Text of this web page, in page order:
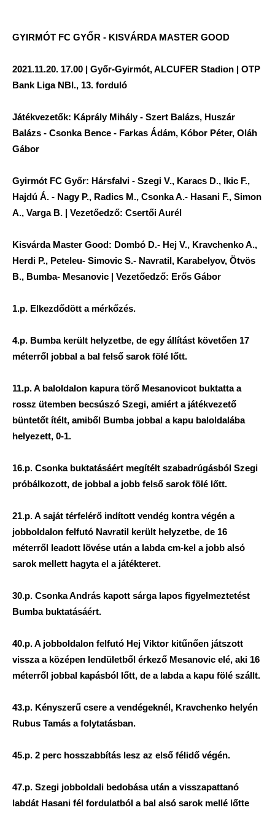
GYIRMÓT FC GYŐR - KISVÁRDA MASTER GOOD
2021.11.20. 17.00 | Győr-Gyirmót, ALCUFER Stadion | OTP
Bank Liga NBI., 13. forduló
Játékvezetők: Káprály Mihály - Szert Balázs, Huszár
Balázs - Csonka Bence - Farkas Ádám, Kóbor Péter, Oláh
Gábor
Gyirmót FC Győr: Hársfalvi - Szegi V., Karacs D., Ikic F.,
Hajdú Á. - Nagy P., Radics M., Csonka A.- Hasani F., Simon
A., Varga B. | Vezetőedző: Csertői Aurél
Kisvárda Master Good: Dombó D.- Hej V., Kravchenko A.,
Herdi P., Peteleu- Simovic S.- Navratil, Karabelyov, Ötvös
B., Bumba- Mesanovic | Vezetőedző: Erős Gábor
1.p. Elkezdődött a mérkőzés.
4.p. Bumba került helyzetbe, de egy állítást követően 17
méterről jobbal a bal felső sarok fölé lőtt.
11.p. A baloldalon kapura törő Mesanovicot buktatta a
rossz ütemben becsúszó Szegi, amiért a játékvezető
büntetőt ítélt, amiből Bumba jobbal a kapu baloldalába
helyezett, 0-1.
16.p. Csonka buktatásáért megítélt szabadrúgásból Szegi
próbálkozott, de jobbal a jobb felső sarok fölé lőtt.
21.p. A saját térfelérő indított vendég kontra végén a
jobboldalon felfutó Navratil került helyzetbe, de 16
méterről leadott lövése után a labda cm-kel a jobb alsó
sarok mellett hagyta el a játékteret.
30.p. Csonka András kapott sárga lapos figyelmeztetést
Bumba buktatásáért.
40.p. A jobboldalon felfutó Hej Viktor kitűnően játszott
vissza a középen lendületből érkező Mesanovic elé, aki 16
méterről jobbal kapásból lőtt, de a labda a kapu fölé szállt.
43.p. Kényszerű csere a vendégeknél, Kravchenko helyén
Rubus Tamás a folytatásban.
45.p. 2 perc hosszabbítás lesz az első félidő végén.
47.p. Szegi jobboldali bedobása után a visszapattanó
labdát Hasani fél fordulatból a bal alsó sarok mellé lőtte